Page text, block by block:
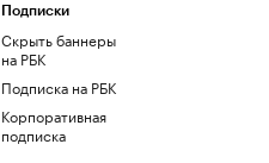
Подписки
Скрыть баннеры
на РБК
Подписка на РБК
Корпоративная
подписка